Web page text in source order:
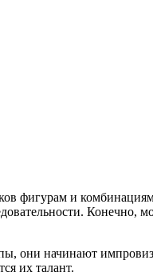
фигурам и
Конечно,
они начинают
их талант.